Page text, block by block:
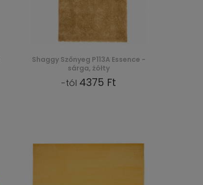
Shaggy Szőnyeg P113A Essence -
sárga, żółty
-tól 4375 Ft